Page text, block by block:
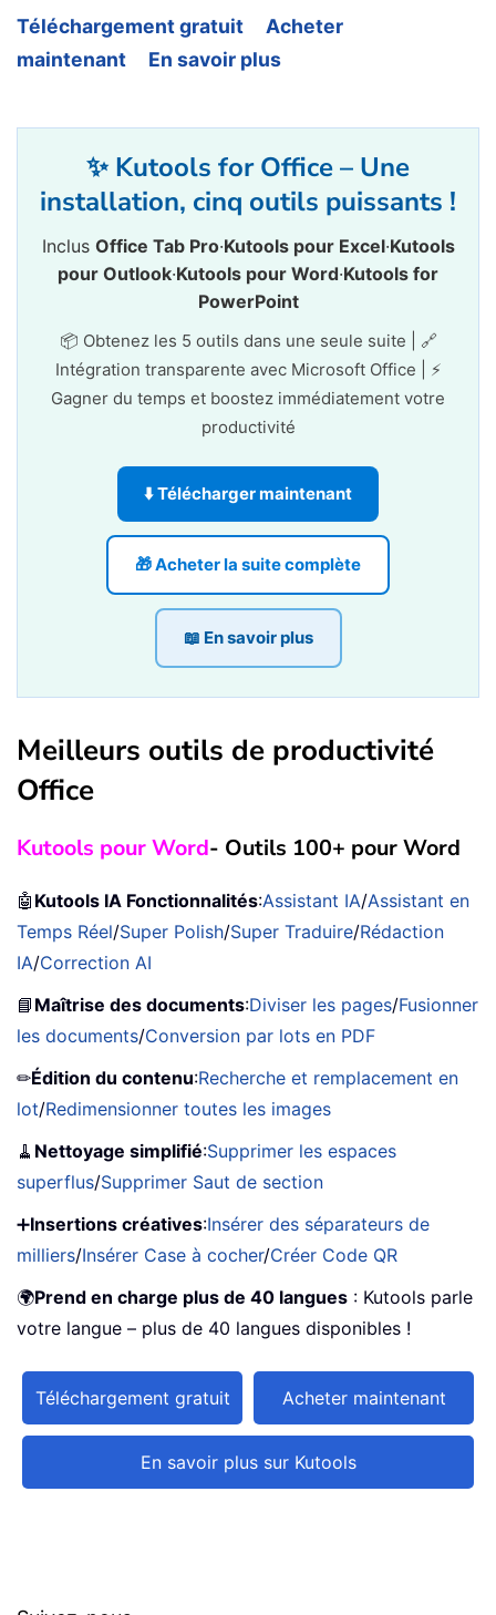
Téléchargement gratuit
Acheter
maintenant
En savoir plus
✨ Kutools for Office – Une
installation, cinq outils puissants !
Inclus Office Tab Pro·Kutools pour Excel·Kutools
pour Outlook·Kutools pour Word·Kutools for
PowerPoint
📦 Obtenez les 5 outils dans une seule suite | 🔗
Intégration transparente avec Microsoft Office | ⚡
Gagner du temps et boostez immédiatement votre
productivité
⬇️ Télécharger maintenant
🎁 Acheter la suite complète
📖 En savoir plus
Meilleurs outils de productivité
Office
Kutools pour Word- Outils 100+ pour Word
🤖 Kutools IA Fonctionnalités:Assistant IA/Assistant en
Temps Réel/Super Polish/Super Traduire/Rédaction
IA/Correction AI
📘 Maîtrise des documents:Diviser les pages/Fusionner
les documents/Conversion par lots en PDF
✏Édition du contenu:Recherche et remplacement en
lot/Redimensionner toutes les images
🧹 Nettoyage simplifié:Supprimer les espaces
superflus/Supprimer Saut de section
➕Insertions créatives:Insérer des séparateurs de
milliers/Insérer Case à cocher/Créer Code QR
🌍Prend en charge plus de 40 langues : Kutools parle
votre langue – plus de 40 langues disponibles !
Téléchargement gratuit Acheter maintenant
En savoir plus sur Kutools